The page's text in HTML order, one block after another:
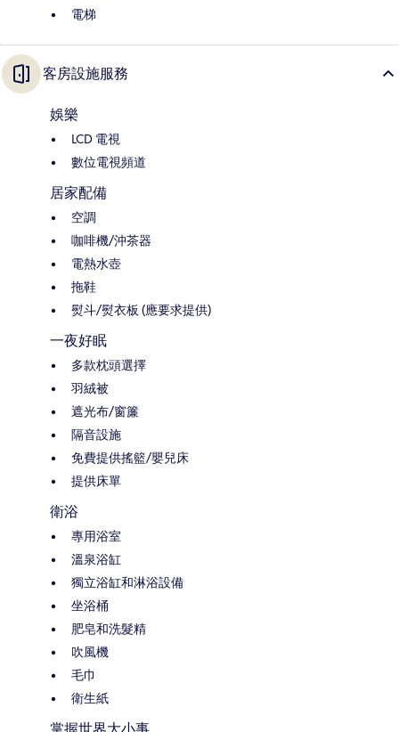
電梯
客房設施服務
娛樂
LCD 電視
數位電視頻道
居家配備
空調
咖啡機/沖茶器
電熱水壺
拖鞋
熨斗/熨衣板 (應要求提供)
一夜好眠
多款枕頭選擇
羽絨被
遮光布/窗簾
隔音設施
免費提供搖籃/嬰兒床
提供床單
衛浴
專用浴室
溫泉浴缸
獨立浴缸和淋浴設備
坐浴桶
肥皂和洗髮精
吹風機
毛巾
衛生紙